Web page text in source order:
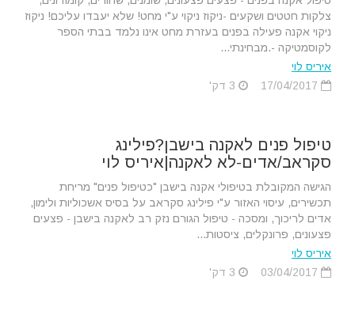
צלקות חטטים ושקעים -ניקוז ניקוי ע"י מחט! שלא יעבדו עליכם! ניקוז
ניקוי אקנה פעילה בפנים בעזרת מחט אינו נלמד בבתי הספר
לקוסמטיקה -.מבחינתי...
איריס לוי
טיפול פנים לאקנה בישבן?פילינג
סקראב/אדים-לא לאקנה|איריס לוי
הגישה המקובלת בטיפולי אקנה בישבן "כטיפול פנים" מריחת
תכשירים, עיסוי האזור ע"י פילינג סקראב על בסיס אשכוליות ולימון,
אדים לריכוך, ומסכה - טיפול הגורם נזק רב לאקנה בישבן - פצעים
פצעונים, פרונקלים, ציסטות...
איריס לוי